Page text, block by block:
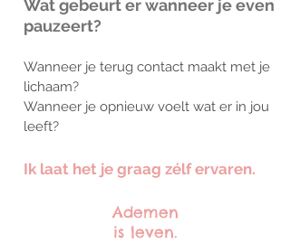
Wat gebeurt er wanneer je even
pauzeert?
Wanneer je terug contact maakt met je
lichaam?
Wanneer je opnieuw voelt wat er in jou
leeft?
Ik laat het je graag zélf ervaren.
Ademen
is leven.